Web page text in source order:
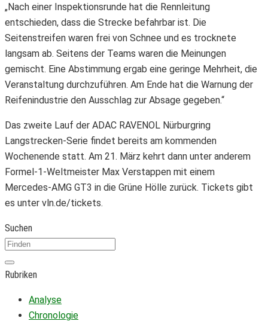
„Nach einer Inspektionsrunde hat die Rennleitung
entschieden, dass die Strecke befahrbar ist. Die
Seitenstreifen waren frei von Schnee und es trocknete
langsam ab. Seitens der Teams waren die Meinungen
gemischt. Eine Abstimmung ergab eine geringe Mehrheit, die
Veranstaltung durchzuführen. Am Ende hat die Warnung der
Reifenindustrie den Ausschlag zur Absage gegeben.“
Das zweite Lauf der ADAC RAVENOL Nürburgring
Langstrecken-Serie findet bereits am kommenden
Wochenende statt. Am 21. März kehrt dann unter anderem
Formel-1-Weltmeister Max Verstappen mit einem
Mercedes-AMG GT3 in die Grüne Hölle zurück. Tickets gibt
es unter vln.de/tickets.
Suchen
Rubriken
Analyse
Chronologie